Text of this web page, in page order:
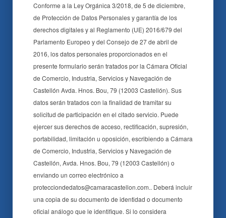
Conforme a la Ley Orgánica 3/2018, de 5 de diciembre,
de Protección de Datos Personales y garantía de los
derechos digitales y al Reglamento (UE) 2016/679 del
Parlamento Europeo y del Consejo de 27 de abril de
2016, los datos personales proporcionados en el
presente formulario serán tratados por la Cámara Oficial
de Comercio, Industria, Servicios y Navegación de
Castellón Avda. Hnos. Bou, 79 (12003 Castellón). Sus
datos serán tratados con la finalidad de tramitar su
solicitud de participación en el citado servicio. Puede
ejercer sus derechos de acceso, rectificación, supresión,
portabilidad, limitación u oposición, escribiendo a Cámara
de Comercio, Industria, Servicios y Navegación de
Castellón, Avda. Hnos. Bou, 79 (12003 Castellón) o
enviando un correo electrónico a
protecciondedatos@camaracastellon.com.. Deberá incluir
una copia de su documento de identidad o documento
oficial análogo que le identifique. Si lo considera